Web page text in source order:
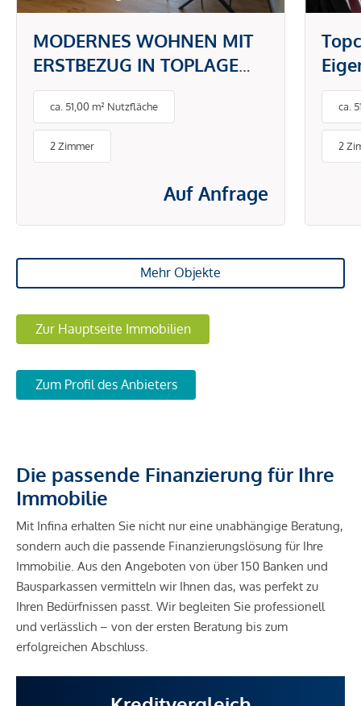
MODERNES WOHNEN MIT
ERSTBEZUG IN TOPLAGE
DONAUSTADT -
PAUSCHALMIETE INKL.
BETRIEBS- UND
ENERGIEKOSTEN
ca. 51,00 m² Nutzfläche
2 Zimmer
Auf Anfrage
ca.
2
Mehr Objekte
Zur Hauptseite Immobilien
Zum Profil des Anbieters
Die passende Finanzierung für Ihre
Immobilie
Mit Infina erhalten Sie nicht nur eine unabhängige Beratung,
sondern auch die passende Finanzierungslösung für Ihre
Immobilie. Aus den Angeboten von über 150 Banken und
Bausparkassen vermitteln wir Ihnen das, was perfekt zu
Ihren Bedürfnissen passt. Wir begleiten Sie professionell
und verlässlich – von der ersten Beratung bis zum
erfolgreichen Abschluss.